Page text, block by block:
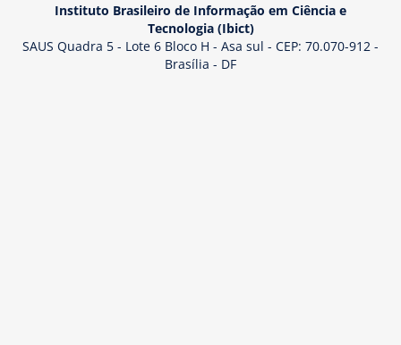
Instituto Brasileiro de Informação em Ciência e
Tecnologia (Ibict)
SAUS Quadra 5 - Lote 6 Bloco H - Asa sul - CEP: 70.070-912 -
Brasília - DF